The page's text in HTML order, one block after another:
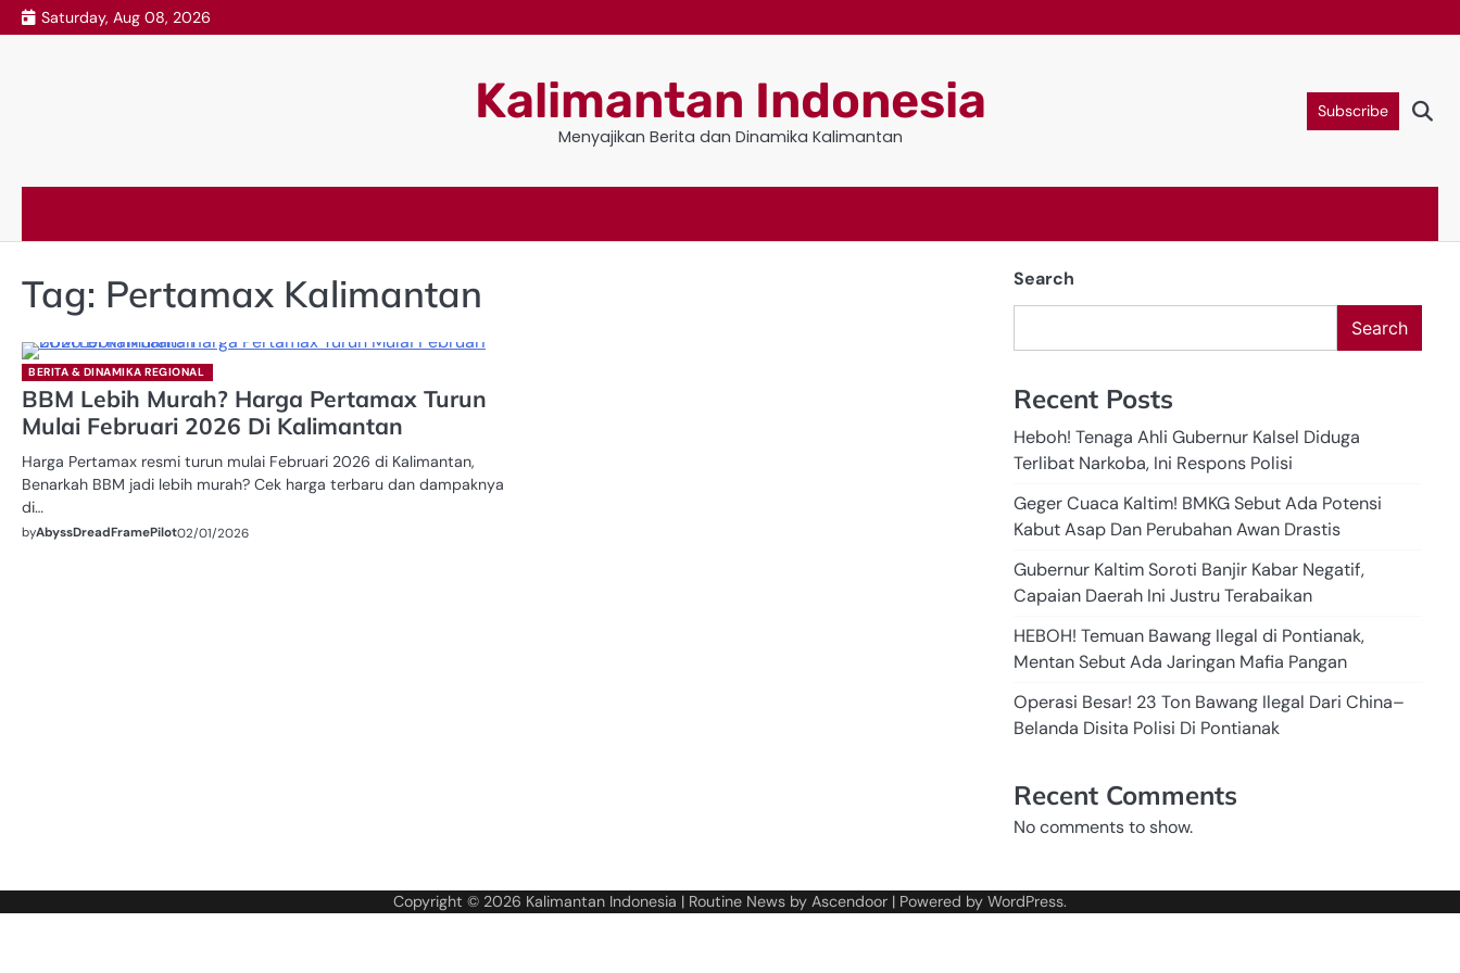
Skip
to
Saturday, Aug 08, 2026
Kalimantan Indonesia
Menyajikan Berita dan Dinamika Kalimantan
Subscribe
Tag: Pertamax Kalimantan
BERITA & DINAMIKA REGIONAL
BBM Lebih Murah? Harga Pertamax Turun
Mulai Februari 2026 Di Kalimantan
Harga Pertamax resmi turun mulai Februari 2026 di Kalimantan,
Benarkah BBM jadi lebih murah? Cek harga terbaru dan dampaknya
di…
byAbyssDreadFramePilot02/01/2026
Search
Search
Recent Posts
Heboh! Tenaga Ahli Gubernur Kalsel Diduga
Terlibat Narkoba, Ini Respons Polisi
Geger Cuaca Kaltim! BMKG Sebut Ada Potensi
Kabut Asap Dan Perubahan Awan Drastis
Gubernur Kaltim Soroti Banjir Kabar Negatif,
Capaian Daerah Ini Justru Terabaikan
HEBOH! Temuan Bawang Ilegal di Pontianak,
Mentan Sebut Ada Jaringan Mafia Pangan
Operasi Besar! 23 Ton Bawang Ilegal Dari China–
Belanda Disita Polisi Di Pontianak
Recent Comments
No comments to show.
Copyright © 2026 Kalimantan Indonesia | Routine News by Ascendoor | Powered by WordPress.